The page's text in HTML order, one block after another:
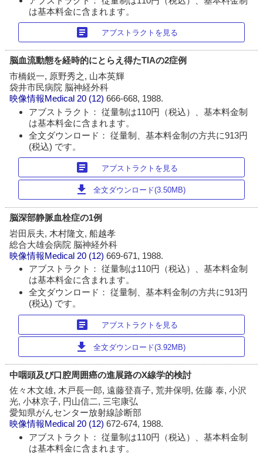
は基本料金に含まれます。
article アブストラクトを見る
脳血流動態を経時的にとらえ得たTIAの2症例
市橋鋭一, 原野秀之, 山本英輝
袋井市民病院 脳神経外科
映像情報Medical 20 (12)666-668, 1988.
アブストラクト： 従量制は110円（税込）、基本料金制
は基本料金に含まれます。
全文ダウンロード： 従量制、基本料金制の方共に913円
(税込) です。
article アブストラクトを見る
download 全文ダウンロード(3.50MB)
脳深部静脈血栓症の1例
岩田辰夫, 木村隆文, 船越孝
総合大雄会病院 脳神経外科
映像情報Medical 20 (12)669-671, 1988.
アブストラクト： 従量制は110円（税込）、基本料金制
は基本料金に含まれます。
全文ダウンロード： 従量制、基本料金制の方共に913円
(税込) です。
article アブストラクトを見る
download 全文ダウンロード(3.92MB)
中咽頭及び口腔周囲癌の進展路のX線学的検討
佐々木文雄, 木戸長一郎, 遠藤登喜子, 荒井保明, 佐藤 泰, 小沢
光, 小林京子, 円山信二, 三宅康弘
愛知県がんセンター放射線診断部
映像情報Medical 20 (12)672-674, 1988.
アブストラクト： 従量制は110円（税込）、基本料金制
は基本料金に含まれます。